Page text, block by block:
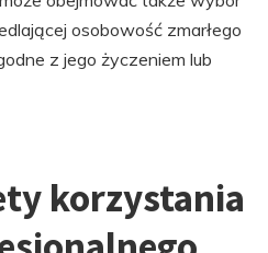
osobowość zmarłego
z jego życzeniem lub
korzystania